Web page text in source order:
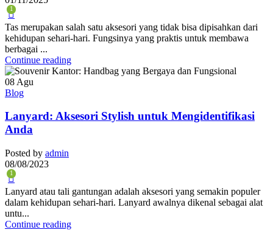
1
Tas merupakan salah satu aksesori yang tidak bisa dipisahkan dari
kehidupan sehari-hari. Fungsinya yang praktis untuk membawa
berbagai ...
Continue reading
08 Agu
Blog
Lanyard: Aksesori Stylish untuk Mengidentifikasi
Anda
Posted by admin
08/08/2023
1
Lanyard atau tali gantungan adalah aksesori yang semakin populer
dalam kehidupan sehari-hari. Lanyard awalnya dikenal sebagai alat
untu...
Continue reading